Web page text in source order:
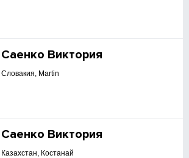
Саенко Виктория
Словакия, Martin
Саенко Виктория
Казахстан, Костанай